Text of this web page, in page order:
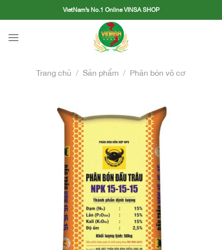
to
VietNam’s No.1 Online VINSA SHOP
Trang chủ / Sản phẩm / Phân bón vô cơ